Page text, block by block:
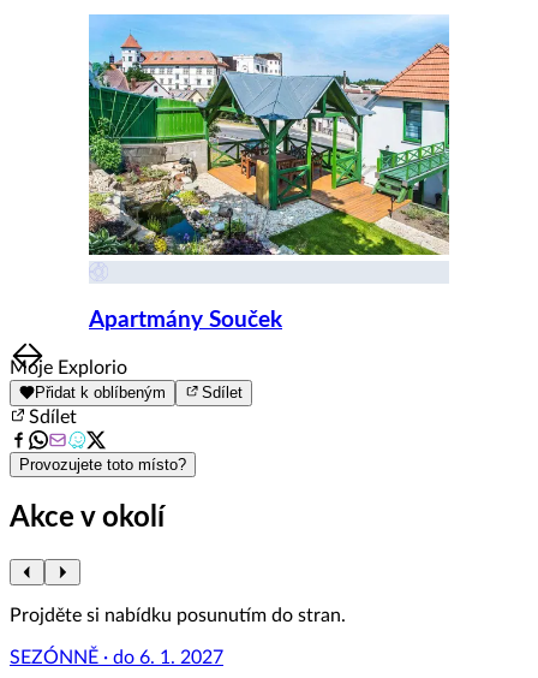
Apartmány Souček
Item
1
of
8
Moje Explorio
Přidat k oblíbeným Sdílet
Sdílet
Provozujete toto místo?
Akce v okolí
Projděte si nabídku posunutím do stran.
SEZÓNNĚ · do 6. 1. 2027